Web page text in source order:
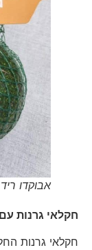
אבוקדו ריד
חקלאי גרנות עם
חקלאי גרנות